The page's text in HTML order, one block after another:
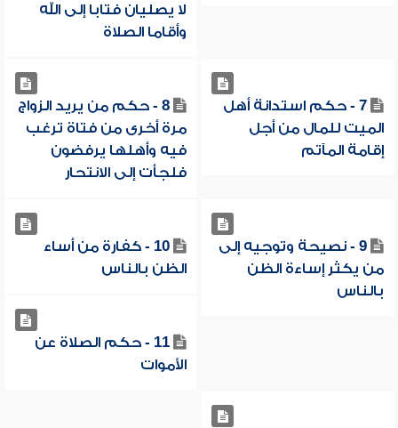
لا يصليان فتابا إلى الله
وأقاما الصلاة
7 - حكم استدانة أهل
الميت للمال من أجل
إقامة المآتم
8 - حكم من يريد الزواج
مرة أخرى من فتاة ترغب
فيه وأهلها يرفضون
فلجأت إلى الانتحار
9 - نصيحة وتوجيه إلى
من يكثر إساءة الظن
بالناس
10 - كفارة من أساء
الظن بالناس
11 - حكم الصلاة عن
الأموات